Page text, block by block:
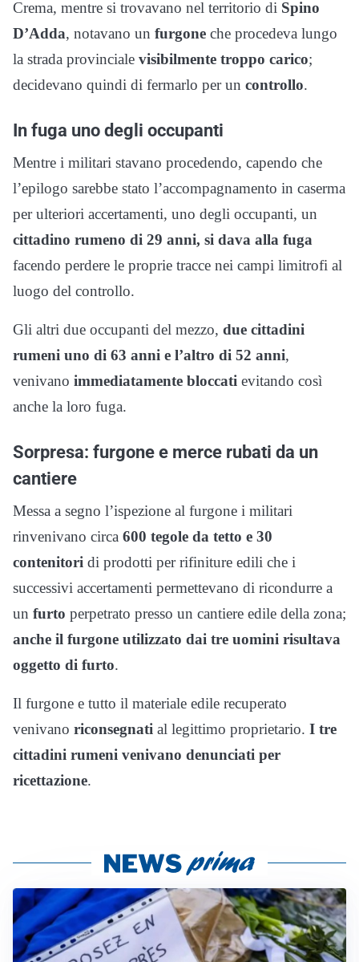
Crema, mentre si trovavano nel territorio di Spino
D’Adda, notavano un furgone che procedeva lungo
la strada provinciale visibilmente troppo carico;
decidevano quindi di fermarlo per un controllo.
In fuga uno degli occupanti
Mentre i militari stavano procedendo, capendo che
l’epilogo sarebbe stato l’accompagnamento in caserma
per ulteriori accertamenti, uno degli occupanti, un
cittadino rumeno di 29 anni, si dava alla fuga
facendo perdere le proprie tracce nei campi limitrofi al
luogo del controllo.
Gli altri due occupanti del mezzo, due cittadini
rumeni uno di 63 anni e l’altro di 52 anni,
venivano immediatamente bloccati evitando così
anche la loro fuga.
Sorpresa: furgone e merce rubati da un
cantiere
Messa a segno l’ispezione al furgone i militari
rinvenivano circa 600 tegole da tetto e 30
contenitori di prodotti per rifiniture edili che i
successivi accertamenti permettevano di ricondurre a
un furto perpetrato presso un cantiere edile della zona;
anche il furgone utilizzato dai tre uomini risultava
oggetto di furto.
Il furgone e tutto il materiale edile recuperato
venivano riconsegnati al legittimo proprietario. I tre
cittadini rumeni venivano denunciati per
ricettazione.